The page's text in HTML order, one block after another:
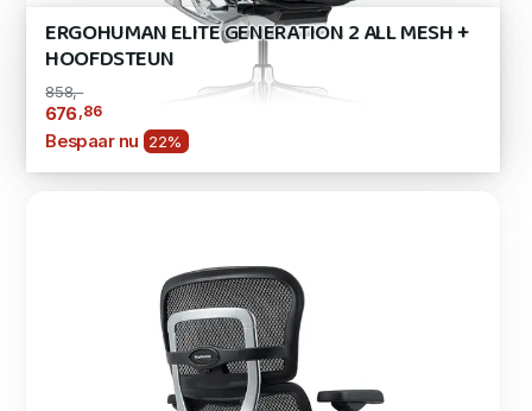
ERGOHUMAN ELITE GENERATION 2 ALL MESH +
HOOFDSTEUN
858,-
676,86
Bespaar nu 22%